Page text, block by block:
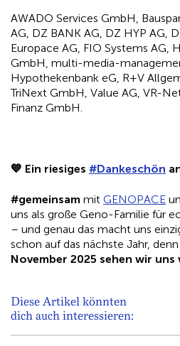
AWADO Services GmbH,
AG, DZ BANK AG, DZ HYP AG,
Europace AG, FIO Systems AG,
GmbH, multi-media-
Hypothekenbank eG, R+V
TriNext GmbH, Value AG, VR-
Finanz GmbH.
💙 Ein riesiges #Dankeschön
#gemeinsam mit GENOPACE
uns als große Geno-Familie für
– und genau das macht uns
schon auf das nächste Jahr, denn
November 2025 sehen wir
Diese Artikel könnten
dich auch interessieren: